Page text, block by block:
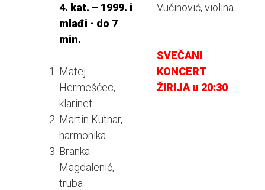
4. kat. – 1999. i
mlađi - do 7
min.
Matej
Hermešćec,
klarinet
Martin Kutnar,
harmonika
Branka
Magdalenić,
truba
Vučinović, violina
SVEČANI
KONCERT
ŽIRIJA u 20:30